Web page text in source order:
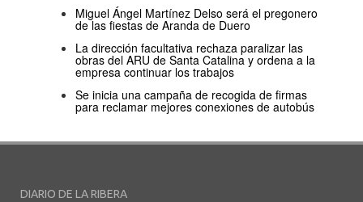
Miguel Ángel Martínez Delso será el pregonero
de las fiestas de Aranda de Duero
La dirección facultativa rechaza paralizar las
obras del ARU de Santa Catalina y ordena a la
empresa continuar los trabajos
Se inicia una campaña de recogida de firmas
para reclamar mejores conexiones de autobús
DIARIO DE LA RIBERA